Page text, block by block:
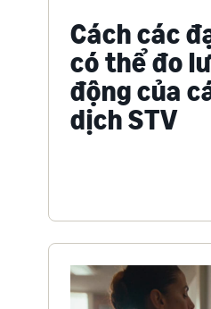
Cách các
có thể đo
động của
dịch STV